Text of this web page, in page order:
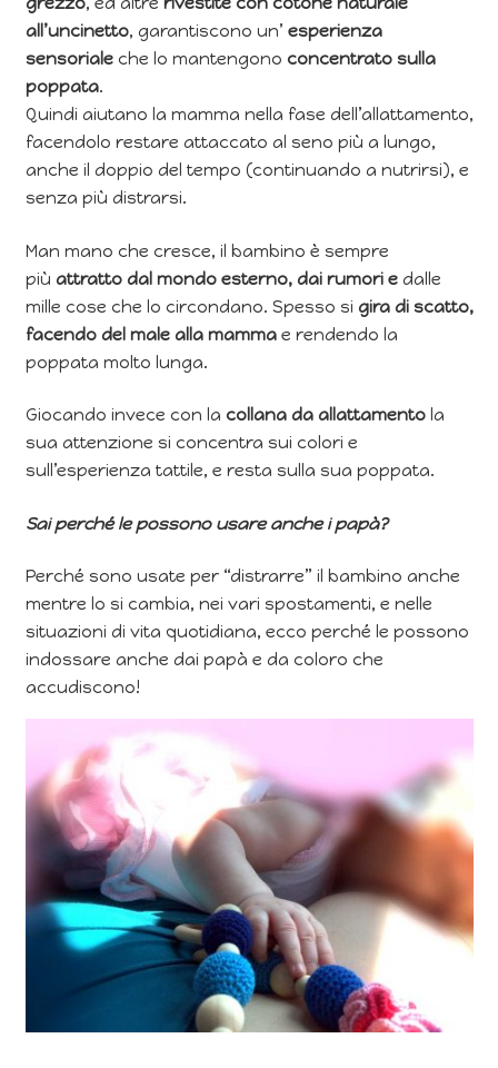
all’uncinetto, garantiscono un’ esperienza
sensorialeche lo mantengono concentrato sulla
poppata.
Quindi aiutano la mamma nella fase dell’allattamento,
facendolo restare attaccato al seno più a lungo,
anche il doppio del tempo (continuando a nutrirsi), e
senza più distrarsi.
Man mano che cresce, il bambino è sempre
più attratto dal mondo esterno, dai rumori edalle
mille cose che lo circondano. Spesso si gira di scatto,
facendo del male alla mammae rendendo la
poppata molto lunga.
Giocando invece con la collana da allattamentola
sua attenzione si concentra sui colori e
sull’esperienza tattile, e resta sulla sua poppata.
Sai perché le possono usare anche i papà?
Perché sono usate per “distrarre” il bambino anche
mentre lo si cambia, nei vari spostamenti, e nelle
situazioni di vita quotidiana, ecco perché le possono
indossare anche dai papà e da coloro che
accudiscono!